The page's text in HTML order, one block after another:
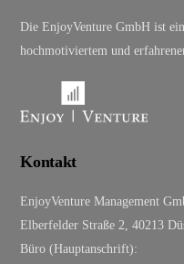
Die EnjoyVenture GmbH ist
hochmotiviertem und
Kontakt
EnjoyVenture Management
Elberfelder Straße 2, 40213
Büro (Hauptanschrift):